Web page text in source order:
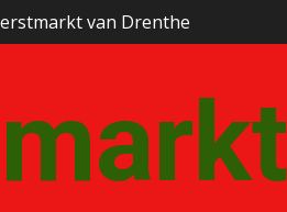
van Drenthe